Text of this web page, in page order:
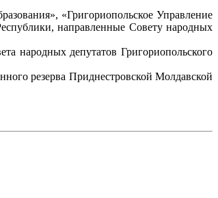
«Григориопольское Управление
направленные Совету народных
народных депутатов Григориопольского
резерва Приднестровской Молдавской